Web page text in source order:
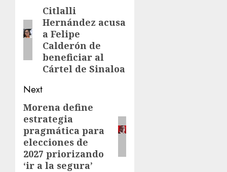
Citlalli
Hernández acusa
a Felipe
Calderón de
beneficiar al
Cártel de Sinaloa
Next
Morena define
estrategia
pragmática para
elecciones de
2027 priorizando
‘ir a la segura’